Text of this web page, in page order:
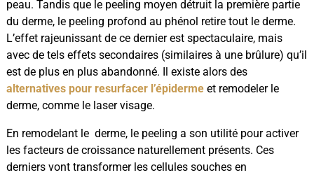
peau. Tandis que le peeling moyen détruit la première partie
du derme, le peeling profond au phénol retire tout le derme.
L’effet rajeunissant de ce dernier est spectaculaire, mais
avec de tels effets secondaires (similaires à une brûlure) qu’il
est de plus en plus abandonné. Il existe alors des
alternatives pour resurfacer l’épidermeet remodeler le
derme, comme le laser visage.
En remodelant le derme, le peeling a son utilité pour activer
les facteurs de croissance naturellement présents. Ces
derniers vont transformer les cellules souches en